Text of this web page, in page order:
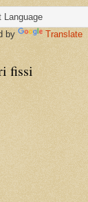
by Translate
fissi